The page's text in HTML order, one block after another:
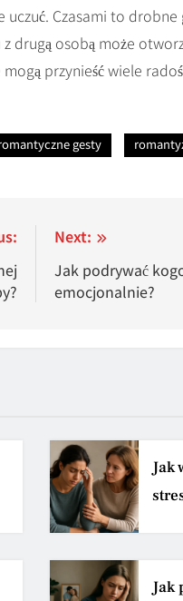
Czasami to drobne
drugą osobą może
przynieść wiele
gesty
Next:
Jak podrywać
emocjonalnie?
Jak
Jak